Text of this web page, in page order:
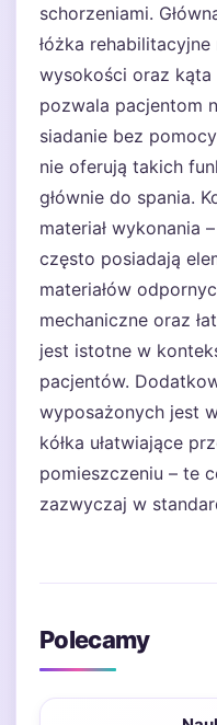
schorzeniami.
łóżka
wysokości oraz kąta
pozwala pacjentom
siadanie bez
nie oferują takich
głównie do spania.
materiał wykonania
często posiadają
materiałów
mechaniczne oraz
jest istotne w
pacjentów.
wyposażonych jest
kółka ułatwiające
pomieszczeniu – te
zazwyczaj w
Polecamy